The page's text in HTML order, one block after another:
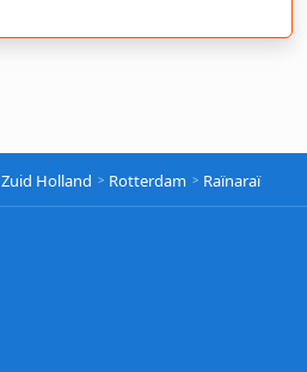
Zuid Holland Rotterdam Raïnaraï